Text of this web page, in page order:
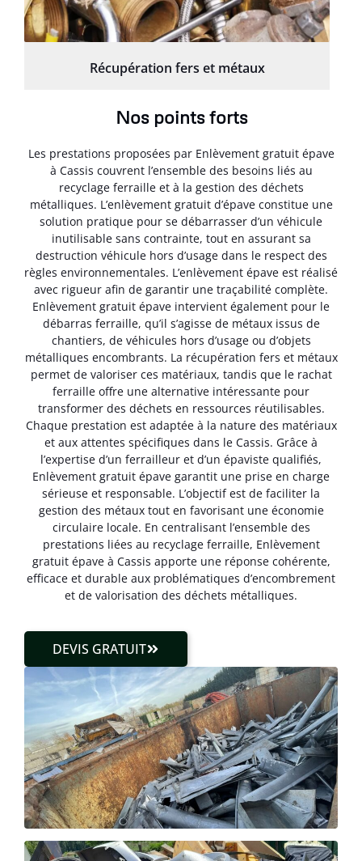
Récupération fers et métaux
Nos points forts
Les prestations proposées par Enlèvement gratuit épave
à Cassis couvrent l’ensemble des besoins liés au
recyclage ferraille et à la gestion des déchets
métalliques. L’enlèvement gratuit d’épave constitue une
solution pratique pour se débarrasser d’un véhicule
inutilisable sans contrainte, tout en assurant sa
destruction véhicule hors d’usage dans le respect des
règles environnementales. L’enlèvement épave est réalisé
avec rigueur afin de garantir une traçabilité complète.
Enlèvement gratuit épave intervient également pour le
débarras ferraille, qu’il s’agisse de métaux issus de
chantiers, de véhicules hors d’usage ou d’objets
métalliques encombrants. La récupération fers et métaux
permet de valoriser ces matériaux, tandis que le rachat
ferraille offre une alternative intéressante pour
transformer des déchets en ressources réutilisables.
Chaque prestation est adaptée à la nature des matériaux
et aux attentes spécifiques dans le Cassis. Grâce à
l’expertise d’un ferrailleur et d’un épaviste qualifiés,
Enlèvement gratuit épave garantit une prise en charge
sérieuse et responsable. L’objectif est de faciliter la
gestion des métaux tout en favorisant une économie
circulaire locale. En centralisant l’ensemble des
prestations liées au recyclage ferraille, Enlèvement
gratuit épave à Cassis apporte une réponse cohérente,
efficace et durable aux problématiques d’encombrement
et de valorisation des déchets métalliques.
DEVIS GRATUIT